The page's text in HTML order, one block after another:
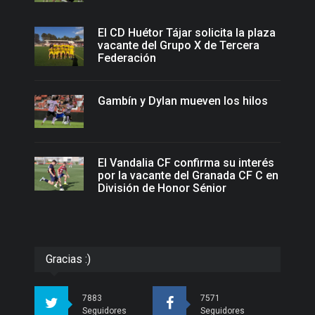
El CD Huétor Tájar solicita la plaza
vacante del Grupo X de Tercera
Federación
Gambín y Dylan mueven los hilos
El Vandalia CF confirma su interés
por la vacante del Granada CF C en
División de Honor Sénior
Gracias :)
7883
Seguidores
7571
Seguidores